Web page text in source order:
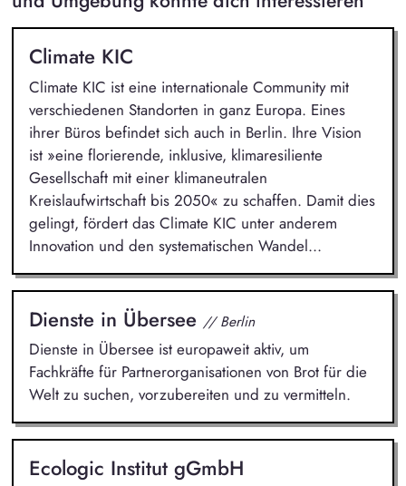
Climate KIC
Climate KIC ist eine internationale Community mit
verschiedenen Standorten in ganz Europa. Eines
ihrer Büros befindet sich auch in Berlin. Ihre Vision
ist »eine florierende, inklusive, klimaresiliente
Gesellschaft mit einer klimaneutralen
Kreislaufwirtschaft bis 2050« zu schaffen. Damit dies
gelingt, fördert das Climate KIC unter anderem
Innovation und den systematischen Wandel...
Dienste in Übersee // Berlin
Dienste in Übersee ist europaweit aktiv, um
Fachkräfte für Partnerorganisationen von Brot für die
Welt zu suchen, vorzubereiten und zu vermitteln.
Ecologic Institut gGmbH